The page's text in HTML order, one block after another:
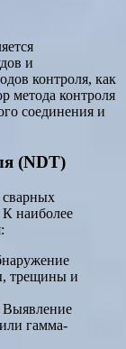
и
контроля, как
метода контроля
соединения и
(NDT)
наиболее
трещины и
Выявление
гамма-